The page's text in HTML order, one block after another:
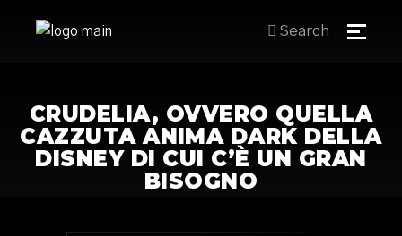
Search
CRUDELIA, OVVERO QUELLA
CAZZUTA ANIMA DARK DELLA
DISNEY DI CUI C’È UN GRAN
BISOGNO